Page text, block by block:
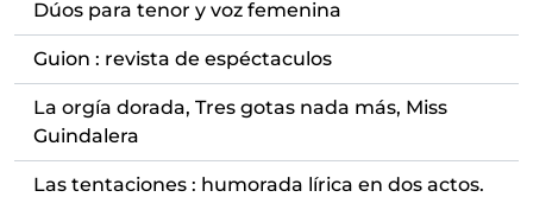
Dúos para tenor y voz femenina
Guion : revista de espéctaculos
La orgía dorada, Tres gotas nada más, Miss
Guindalera
Las tentaciones : humorada lírica en dos actos.